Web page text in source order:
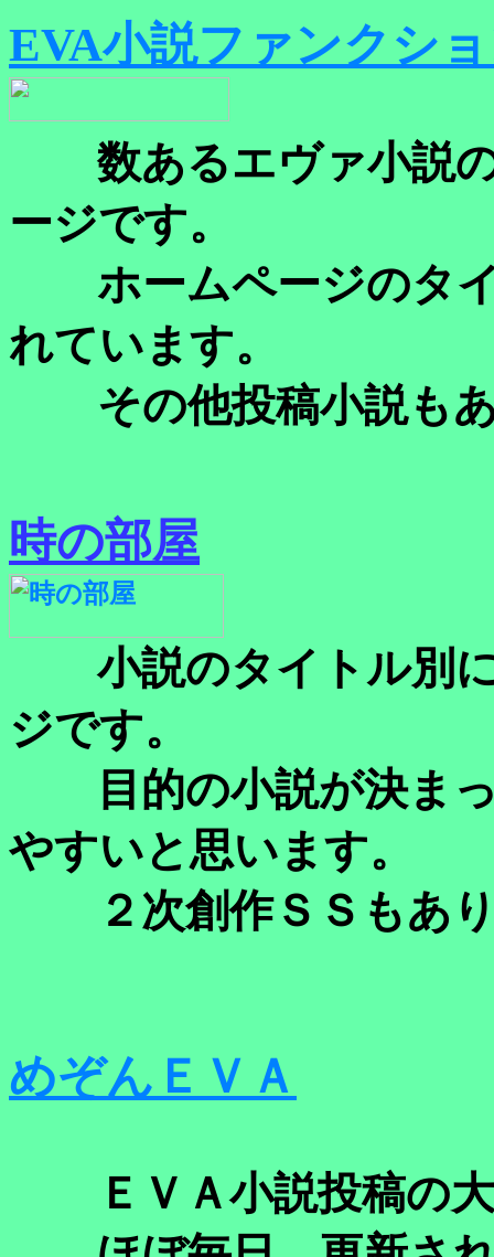
EVA小説ファンクシ
数あるエヴァ小説の
ージです。
ホームページのタイ
れています。
その他投稿小説もあ
時の部屋
小説のタイトル別に
ジです。
目的の小説が決まっ
やすいと思います。
２次創作ＳＳもあ
めぞんＥＶＡ
ＥＶＡ小説投稿の大